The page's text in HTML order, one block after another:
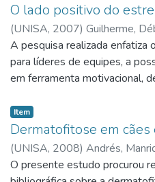
O lado positivo do
(UNISA, 2007) Guilherme,
A pesquisa realizada
para líderes de equipes, a
em ferramenta motivacional,
situações que levam ao
geradas se não for percebido
líder pode administrá-lo em
ferramenta motivacional, a
assunto para administrá-lo
Item
Dermatofitose em cães
(UNISA, 2008) Andrés,
O presente estudo procurou